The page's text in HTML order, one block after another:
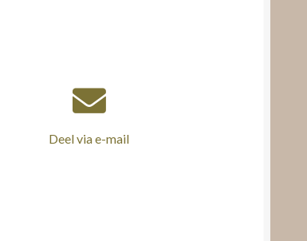
Deel via e-mail